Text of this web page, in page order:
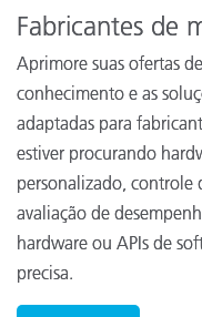
Fabricantes de
Aprimore suas ofertas
conhecimento e as
adaptadas para
estiver procurando
personalizado, controle
avaliação de
hardware ou APIs de
precisa.